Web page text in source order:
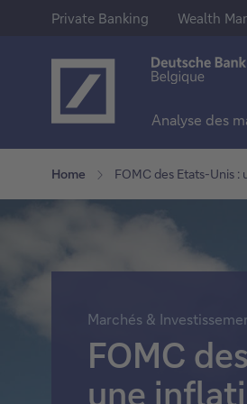
Private Banking Wealth
Analyse des
Private
Wealth
Comptes
Comptes à
Trackers
Fonds
Obligations
A propos de
Deutsche
Jobs
Home FOMC des Etats-Unis
Marchés &
FOMC
une